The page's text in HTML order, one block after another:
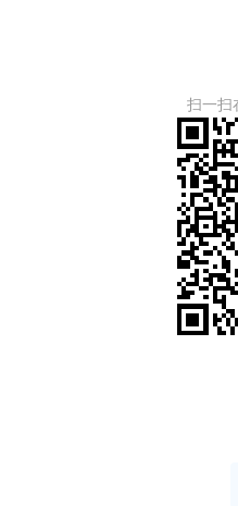
扫一扫